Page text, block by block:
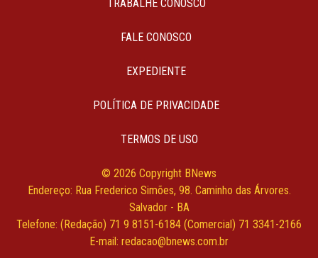
TRABALHE CONOSCO
FALE CONOSCO
EXPEDIENTE
POLÍTICA DE PRIVACIDADE
TERMOS DE USO
© 2026 Copyright BNews
Endereço: Rua Frederico Simões, 98. Caminho das Árvores.
Salvador - BA
Telefone: (Redação) 71 9 8151-6184 (Comercial) 71 3341-2166
E-mail: redacao@bnews.com.br